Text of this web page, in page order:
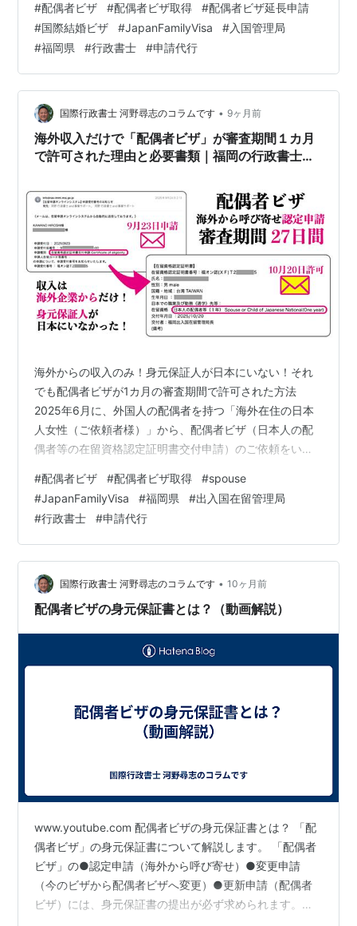
今回の実例は、入国管理局から「結核⾮発病証明書」の
追加書類の指示があったにもかかわらず、45日間という
比較的短期間で許可されたことも特徴です、併せて解説
します。 この記事はダイジェスト版です。フルバージョ
ンは以下からご覧いただけます。 低収入でもフィリピン
人「配偶者ビザ」認定申請が許可された理由…
#配偶者ビザ #配偶者ビザ取得 #配偶者ビザ延長申請
#国際結婚ビザ #JapanFamilyVisa #入国管理局
#福岡県 #行政書士 #申請代行
国際行政書士 河野尋志のコラムです • 9ヶ月前
海外収入だけで「配偶者ビザ」が審査期間１カ月
で許可された理由と必要書類｜福岡の行政書士が
海外からの収入のみ！身元保証人が日本にいない！それ
でも配偶者ビザが1カ月の審査期間で許可された方法
2025年6月に、外国人の配偶者を持つ「海外在住の日本
人女性（ご依頼者様）」から、配偶者ビザ（日本人の配
偶者等の在留資格認定証明書交付申請）のご依頼をいた
10月20日に許可通知（交付通知）をもらいました。 海外
からの収入だけで、日本に身元保証人がいなかったの
に、配偶者ビザが1カ月で許可された理由は、結論、「日
本で安定した生活ができること」を証明する書類を揃え
て申請したからだと考えています。以下で提出書類や、
日本に身元保証人がいないことの対…
#配偶者ビザ #配偶者ビザ取得 #spouse
#JapanFamilyVisa #福岡県 #出入国在留管理局
#行政書士 #申請代行
国際行政書士 河野尋志のコラムです • 10ヶ月前
配偶者ビザの身元保証書とは？（動画解説）
www.youtube.com 配偶者ビザの身元保証書とは？ 「配
偶者ビザ」の身元保証書について解説します。 「配偶者
ビザ」の●認定申請（海外から呼び寄せ）●変更申請
（今のビザから配偶者ビザへ変更）●更新申請（配偶者
ビザ）には、身元保証書の提出が必ず求められます。身